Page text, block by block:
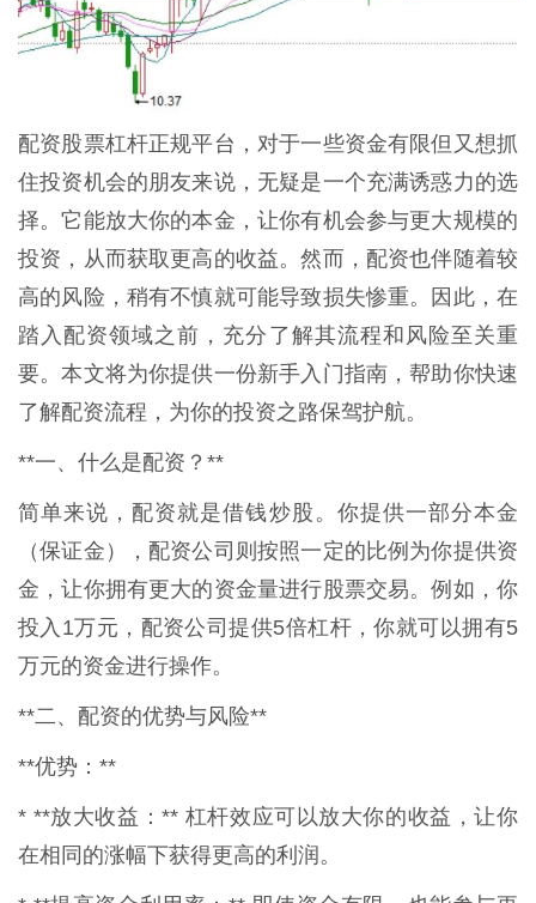
配资股票杠杆正规平台，对于一些资金有限但又想抓
住投资机会的朋友来说，无疑是一个充满诱惑力的选
择。它能放大你的本金，让你有机会参与更大规模的
投资，从而获取更高的收益。然而，配资也伴随着较
高的风险，稍有不慎就可能导致损失惨重。因此，在
踏入配资领域之前，充分了解其流程和风险至关重
要。本文将为你提供一份新手入门指南，帮助你快速
了解配资流程，为你的投资之路保驾护航。
**一、什么是配资？**
简单来说，配资就是借钱炒股。你提供一部分本金
（保证金），配资公司则按照一定的比例为你提供资
金，让你拥有更大的资金量进行股票交易。例如，你
投入1万元，配资公司提供5倍杠杆，你就可以拥有5
万元的资金进行操作。
**二、配资的优势与风险**
**优势：**
* **放大收益：** 杠杆效应可以放大你的收益，让你
在相同的涨幅下获得更高的利润。